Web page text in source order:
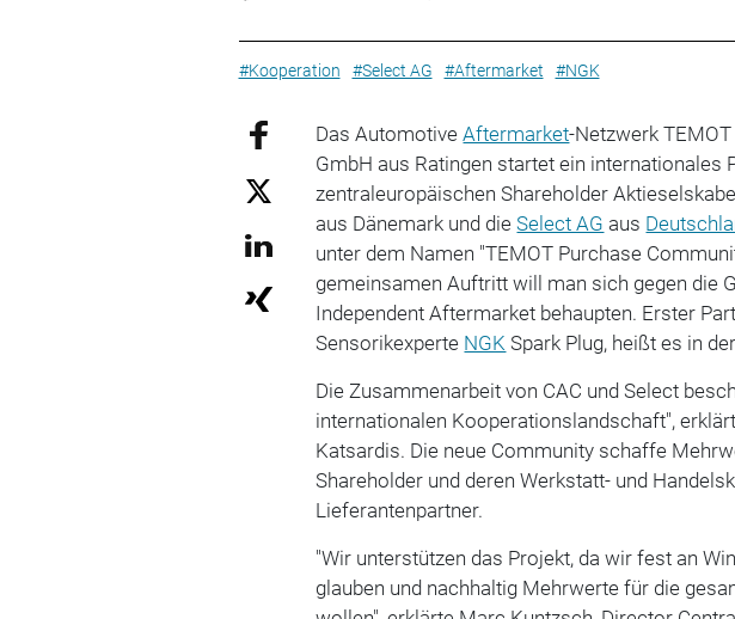
#Kooperation #Select AG #Aftermarket #NGK
Das AutomotiveAftermarket-Netzwerk
GmbH aus Ratingen startet ein internationales
zentraleuropäischen Shareholder
aus Dänemark und dieSelect AG aus
unter dem Namen "TEMOT Purchase
gemeinsamen Auftritt will man sich gegen die
Independent Aftermarket behaupten. Erster
Sensorikexperte NGK Spark Plug, heißt es in
Die Zusammenarbeit von CAC und Select
internationalen Kooperationslandschaft",
Katsardis. Die neue Community schaffe
Shareholder und deren Werkstatt- und
Lieferantenpartner.
"Wir unterstützen das Projekt, da wir fest an
glauben und nachhaltig Mehrwerte für die